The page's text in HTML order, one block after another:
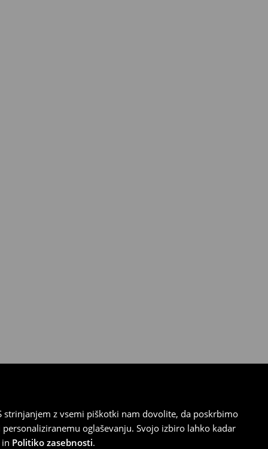
z vsemi piškotki nam dovolite, da poskrbimo
oglaševanju. Svojo izbiro lahko kadar
in Politiko zasebnosti.